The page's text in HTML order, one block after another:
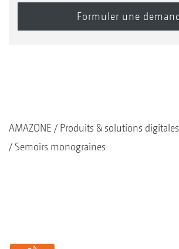
AMAZONE Produits & solutions digitales
Semoirs monograines